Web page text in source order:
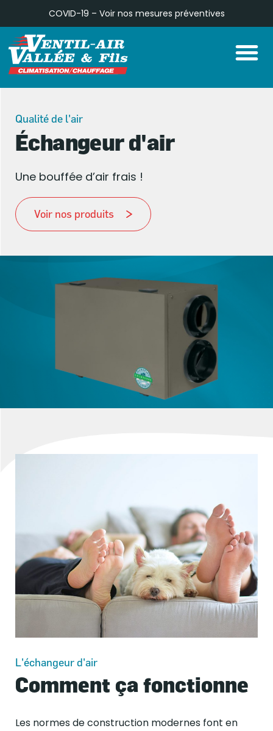
contenu
COVID-19 – Voir nos mesures préventives
Qualité de l'air
Échangeur d'air
Une bouffée d’air frais !
Voir nos produits
L'échangeur d'air
Comment ça fonctionne
Les normes de construction modernes font en